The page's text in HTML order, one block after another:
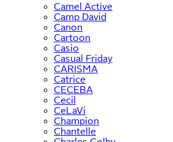
Camel Active
Camp David
Canon
Cartoon
Casio
Casual Friday
CARISMA
Catrice
CECEBA
Cecil
CeLaVi
Champion
Chantelle